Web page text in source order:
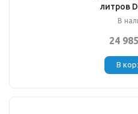
литров
В
24
В